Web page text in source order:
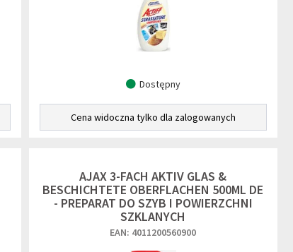
Dostępny
Cena widoczna tylko dla zalogowanych
AJAX 3-FACH AKTIV GLAS &
BESCHICHTETE OBERFLACHEN 500ML DE
- PREPARAT DO SZYB I POWIERZCHNI
SZKLANYCH
EAN: 4011200560900